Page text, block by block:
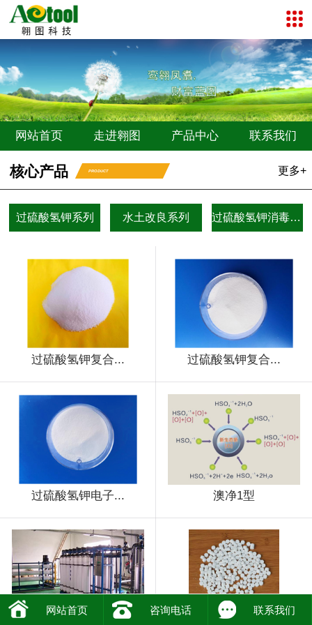
网站首页 走进翱图 产品中心 联系我们
更多+
核心产品 PRODUCT
过硫酸氢钾系列 水土改良系列 过硫酸氢钾消毒剂系列
过硫酸氢钾复合... 过硫酸氢钾复合...
过硫酸氢钾电子... 澳净1型
网站首页 咨询电话 联系我们